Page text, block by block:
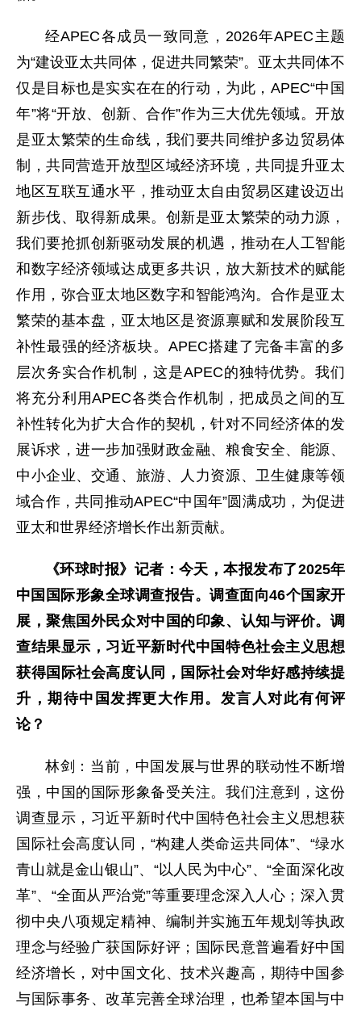
经APEC各成员一致同意，2026年APEC主题
为“建设亚太共同体，促进共同繁荣”。亚太共同体不
仅是目标也是实实在在的行动，为此，APEC“中国
年”将“开放、创新、合作”作为三大优先领域。开放
是亚太繁荣的生命线，我们要共同维护多边贸易体
制，共同营造开放型区域经济环境，共同提升亚太
地区互联互通水平，推动亚太自由贸易区建设迈出
新步伐、取得新成果。创新是亚太繁荣的动力源，
我们要抢抓创新驱动发展的机遇，推动在人工智能
和数字经济领域达成更多共识，放大新技术的赋能
作用，弥合亚太地区数字和智能鸿沟。合作是亚太
繁荣的基本盘，亚太地区是资源禀赋和发展阶段互
补性最强的经济板块。APEC搭建了完备丰富的多
层次务实合作机制，这是APEC的独特优势。我们
将充分利用APEC各类合作机制，把成员之间的互
补性转化为扩大合作的契机，针对不同经济体的发
展诉求，进一步加强财政金融、粮食安全、能源、
中小企业、交通、旅游、人力资源、卫生健康等领
域合作，共同推动APEC“中国年”圆满成功，为促进
亚太和世界经济增长作出新贡献。
《环球时报》记者：今天，本报发布了2025年
中国国际形象全球调查报告。调查面向46个国家开
展，聚焦国外民众对中国的印象、认知与评价。调
查结果显示，习近平新时代中国特色社会主义思想
获得国际社会高度认同，国际社会对华好感持续提
升，期待中国发挥更大作用。发言人对此有何评
论？
林剑：当前，中国发展与世界的联动性不断增
强，中国的国际形象备受关注。我们注意到，这份
调查显示，习近平新时代中国特色社会主义思想获
国际社会高度认同，“构建人类命运共同体”、“绿水
青山就是金山银山”、“以人民为中心”、“全面深化改
革”、“全面从严治党”等重要理念深入人心；深入贯
彻中央八项规定精神、编制并实施五年规划等执政
理念与经验广获国际好评；国际民意普遍看好中国
经济增长，对中国文化、技术兴趣高，期待中国参
与国际事务、改革完善全球治理，也希望本国与中